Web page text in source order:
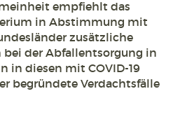
empfiehlt das
in Abstimmung mit
zusätzliche
der Abfallentsorgung in
in diesen mit COVID-19
begründete Verdachtsfälle